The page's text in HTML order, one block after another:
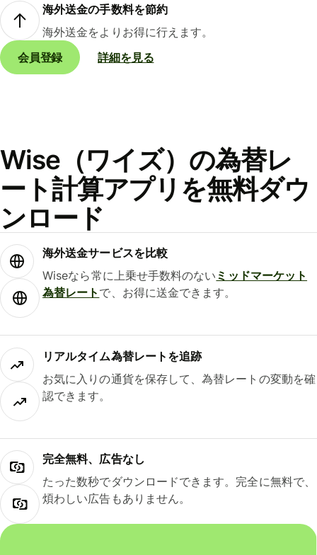
海外送金の手数料を節約
海外送金をよりお得に行えます。
会員登録
詳細を見る
Wise（ワイズ）の為替レ
ート計算アプリを無料ダウ
ンロード
海外送金サービスを比較
Wiseなら常に上乗せ手数料のない ミッドマーケット
為替レート で、お得に送金できます。
リアルタイム為替レートを追跡
お気に入りの通貨を保存して、為替レートの変動を確
認できます。
完全無料、広告なし
たった数秒でダウンロードできます。完全に無料で、
煩わしい広告もありません。